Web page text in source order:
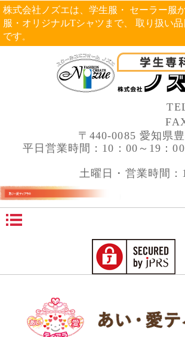
株式会社ノズエは、学生服・ セーラー服
服・オリジナルTシャツまで、 取り扱い
です。
〒440-0085 愛知県
平日営業時間：10：00～19：
土曜日・営業時間：